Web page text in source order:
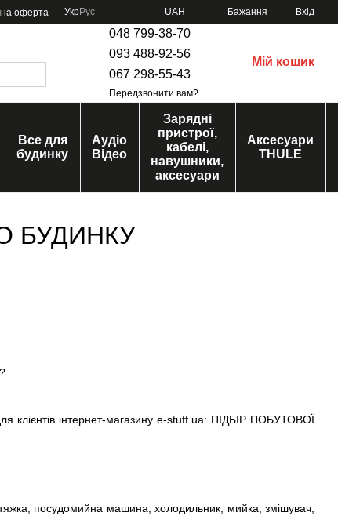
оферта УкрРус UAH Бажання Вхід
048 799-38-70
093 488-92-56
067 298-55-43
Передзвонити вам?
Мій кошик
Все для
будинку
Аудіо
Відео
Зарядні
пристрої,
кабелі,
навушники,
аксесуари
Аксесуари
THULE
БУДИНКУ
клієнтів інтернет-магазину e-stuff.ua: ПІДБІР ПОБУТОВОЇ
посудомийна машина, холодильник, мийка, змішувач,